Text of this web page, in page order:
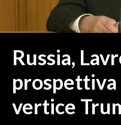
NUORO E PROVINCIA
OGLIASTRA
ITALIA
MONDO
Russia,
prospettiva
vertice